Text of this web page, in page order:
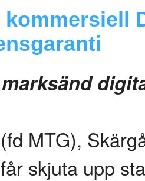
kommersiell
MTG),
skjuta upp